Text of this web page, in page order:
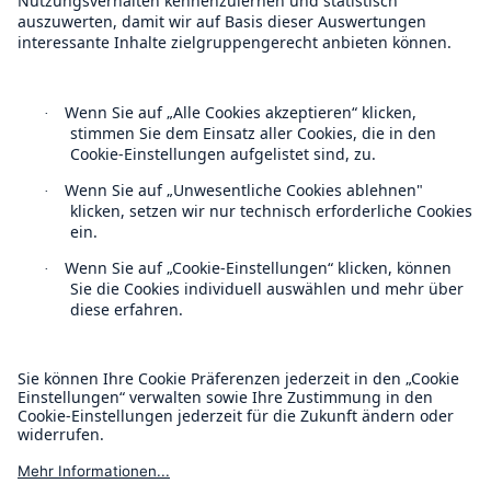
Datenschutz
Rechtliche Hinweise
Sitemap
Impressum